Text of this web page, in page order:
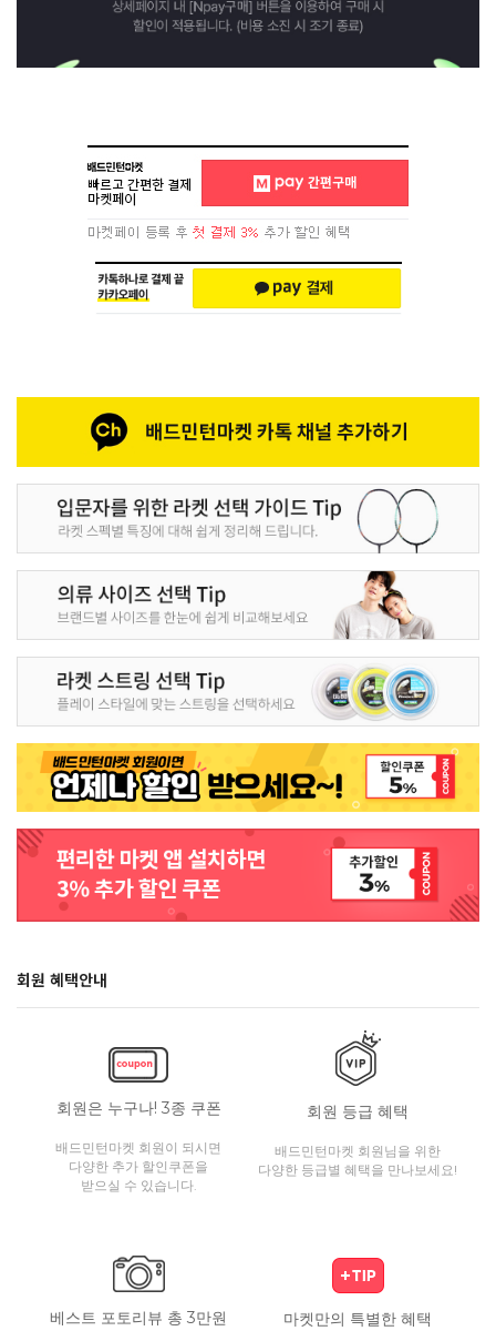
회원 혜택안내
회원은 누구나! 3종 쿠폰
배드민턴마켓 회원이 되시면
다양한 추가 할인쿠폰을
받으실 수 있습니다.
회원 등급 혜택
배드민턴마켓 회원님을 위한
다양한 등급별 혜택을 만나보세요!
베스트 포토리뷰 총 3만원 마켓만의 특별한 혜택